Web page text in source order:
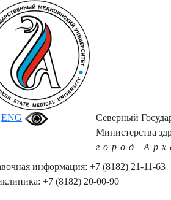
ENG
Северный
Министерства
город
информация: +7 (8182) 21-11-63
+7 (8182) 20-00-90